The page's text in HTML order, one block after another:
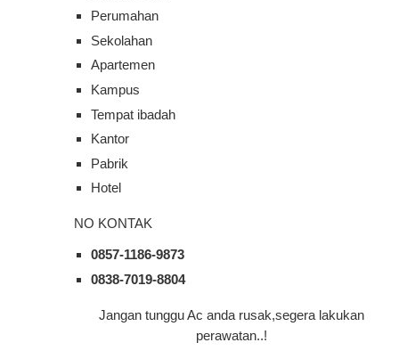
Perumahan
Sekolahan
Apartemen
Kampus
Tempat ibadah
Kantor
Pabrik
Hotel
NO KONTAK
0857-1186-9873
0838-7019-8804
Jangan tunggu Ac anda rusak,segera lakukan
perawatan..!